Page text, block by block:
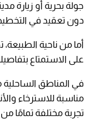
جولة بحرية أو زيارة
دون تعقيد في
أما من ناحية
على الاستمتاع
في المناطق
مناسبة للاسترخاء
تجربة مختلفة تمامًا من